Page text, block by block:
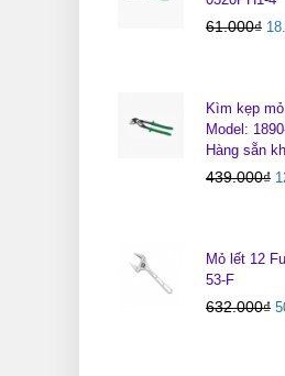
61.000₫
Kìm kẹp
Model:
Hàng sẵn
439.000₫
Mỏ lết 12
53-F
632.000₫